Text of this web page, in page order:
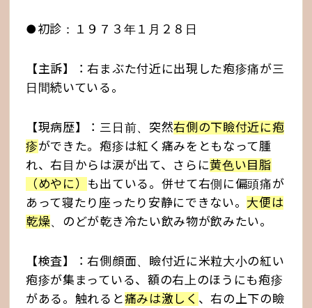
●初診：１９７３年１月２８日
【主訴】：右まぶた付近に出現した疱疹痛が三
日間続いている。
【現病歴】：三日前、突然右側の下瞼付近に疱
疹ができた。疱疹は紅く痛みをともなって腫
れ、右目からは涙が出て、さらに黄色い目脂
（めやに） も出ている。併せて右側に偏頭痛が
あって寝たり座ったり安静にできない。 大便は
乾燥、のどが乾き冷たい飲み物が飲みたい。
【検査】：右側顔面、瞼付近に米粒大小の紅い
疱疹が集まっている、額の右上のほうにも疱疹
がある。触れると痛みは激しく 、右の上下の瞼